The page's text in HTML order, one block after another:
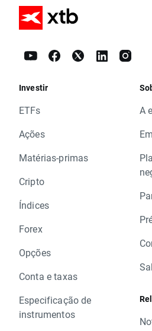
Investir
ETFs
Ações
Matérias-primas
Cripto
Índices
Forex
Opções
Conta e taxas
Especificação de
instrumentos
A